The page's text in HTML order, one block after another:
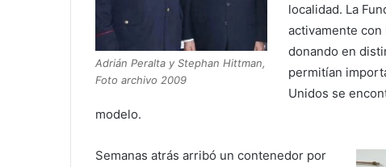
Adrián Peralta y Stephan Hittman,
Foto archivo 2009
localidad. La
activamente
donando en
permitían
Unidos se
modelo.
Semanas atrás arribó un contenedor por